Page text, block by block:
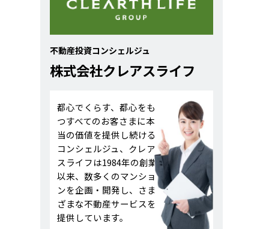
不動産投資コンシェルジュ
株式会社クレアスライフ
都心でくらす、都心をも
つすべてのお客さまに本
当の価値を提供し続ける
コンシェルジュ、クレア
スライフは1984年の創業
以来、数多くのマンショ
ンを企画・開発し、さま
ざまな不動産サービスを
提供しています。